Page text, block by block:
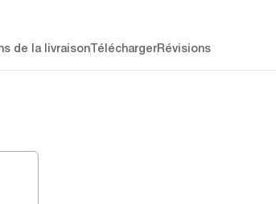
de la livraisonTéléchargerRévisions